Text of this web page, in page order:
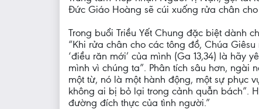
Đức Giáo Hoàng sẽ cúi xuống rửa chân
Trong buổi Triều Yết Chung đặc biệt dành
“Khi rửa chân cho các tông đồ, Chúa
‘điều răn mới’ của mình (Ga 13,34) là
mình vì chúng ta”. Phân tích sâu hơn, ngài
một từ, nó là một hành động, một sự phục
không ai bị bỏ lại trong cảnh quẫn bách”.
đường đích thực của tình người.”